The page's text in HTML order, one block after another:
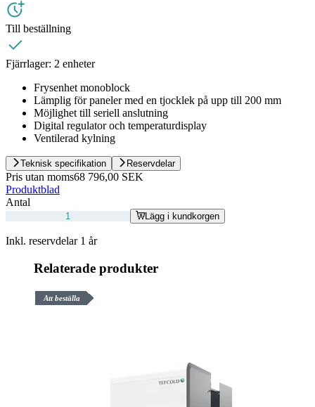
Till beställning
Fjärrlager: 2 enheter
Frysenhet monoblock
Lämplig för paneler med en tjocklek på upp till 200 mm
Möjlighet till seriell anslutning
Digital regulator och temperaturdisplay
Ventilerad kylning
Teknisk specifikation Reservdelar
Pris utan moms68 796,00 SEK
Produktblad
Antal
Lägg i kundkorgen
Inkl. reservdelar 1 år
Relaterade produkter
Att beställa